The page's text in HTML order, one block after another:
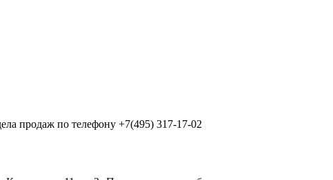
продаж по телефону +7(495) 317-17-02